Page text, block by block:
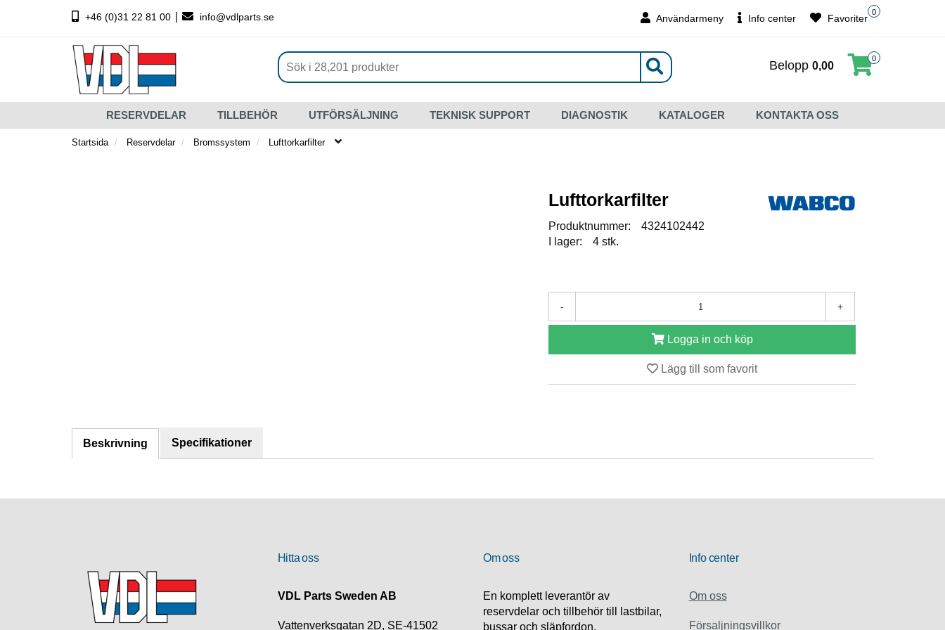
+46 (0)31 22 81 00 info@vdlparts.se Användarmeny Info center
0
Favoriter
Belopp 0,00
0
RESERVDELAR TILLBEHÖR UTFÖRSÄLJNING TEKNISK SUPPORT DIAGNOSTIK KATALOGER KONTAKTA OSS
Startsida Reservdelar Bromssystem Lufttorkarfilter
Lufttorkarfilter
Produktnummer:
4324102442
I lager:
4 stk.
- +
Logga in och köp
Lägg till som favorit
Beskrivning Specifikationer
Hitta oss
VDL Parts Sweden AB
Vattenverksgatan 2D, SE-41502
Om oss
En komplett leverantör av
reservdelar och tillbehör till lastbilar,
bussar och släpfordon.
Info center
Om oss
Försaljningsvillkor